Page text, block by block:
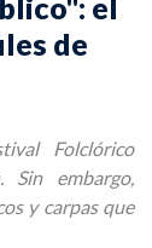
de
Folclórico
Sin embargo,
y carpas que